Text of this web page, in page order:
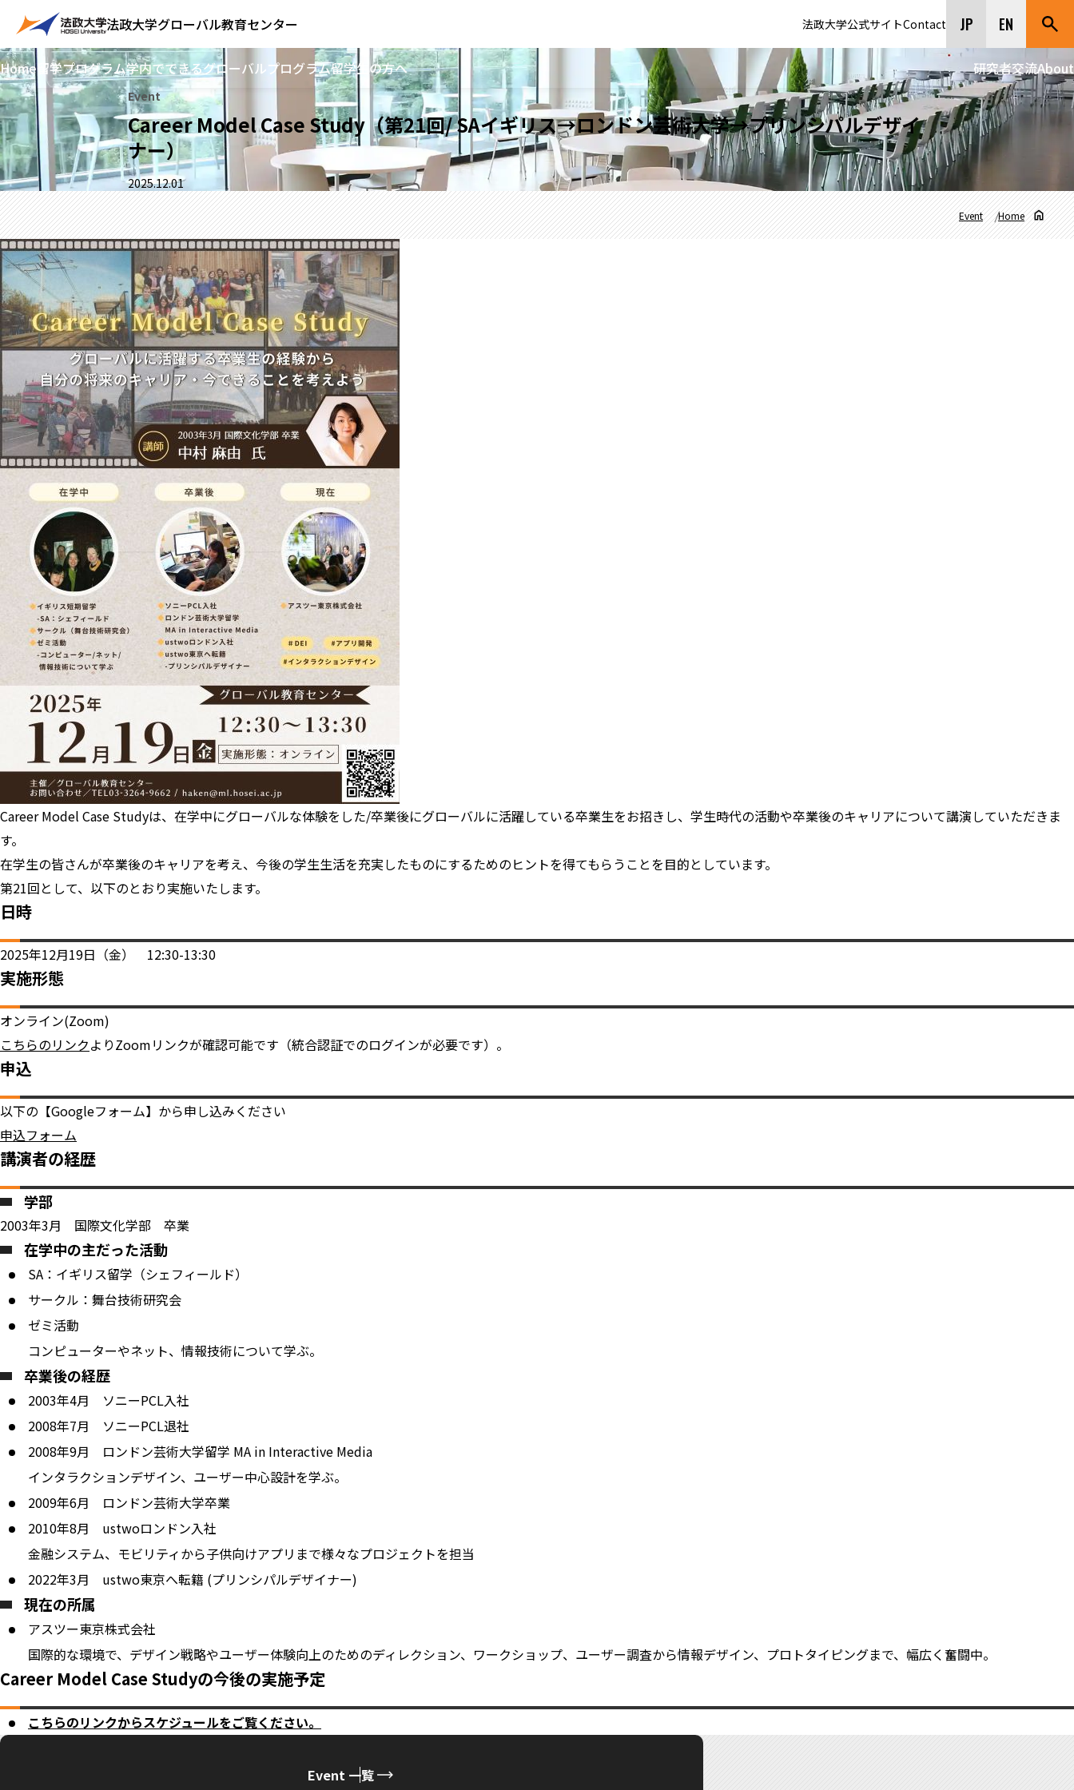
法政大学グローバル教育センター 法政大学公式サイトContact JP EN
Home留学プログラム学内でできるグローバルプログラム留学生の方へ 研究者交流About
Event
Career Model Case Study（第21回/ SAイギリス→ロンドン芸術大学→プリンシパルデザイ
ナー）
2025.12.01
Home
Event
Career Model Case Studyは、在学中にグローバルな体験をした/卒業後にグローバルに活躍している卒業生をお招きし、学生時代の活動や卒業後のキャリアについて講演していただきま
す。
在学生の皆さんが卒業後のキャリアを考え、今後の学生生活を充実したものにするためのヒントを得てもらうことを目的としています。
第21回として、以下のとおり実施いたします。
日時
2025年12月19日（金） 12:30-13:30
実施形態
オンライン(Zoom)
こちらのリンクよりZoomリンクが確認可能です（統合認証でのログインが必要です）。
申込
以下の【Googleフォーム】から申し込みください​​​​​​
申込フォーム
講演者の経歴
学部
2003年3月 国際文化学部 卒業
在学中の主だった活動
SA：イギリス留学（シェフィールド）
サークル：舞台技術研究会
ゼミ活動
コンピューターやネット、情報技術について学ぶ。
卒業後の経歴
2003年4月 ソニーPCL入社
2008年7月 ソニーPCL退社
2008年9月 ロンドン芸術大学留学 MA in Interactive Media
インタラクションデザイン、ユーザー中心設計を学ぶ。
2009年6月 ロンドン芸術大学卒業
2010年8月 ustwoロンドン入社
金融システム、モビリティから子供向けアプリまで様々なプロジェクトを担当
2022年3月 ustwo東京へ転籍 (プリンシパルデザイナー)
現在の所属
アスツー東京株式会社
国際的な環境で、デザイン戦略やユーザー体験向上のためのディレクション、ワークショップ、ユーザー調査から情報デザイン、プロトタイピングまで、幅広く奮闘中。
Career Model Case Studyの今後の実施予定
こちらのリンクからスケジュールをご覧ください。
Event 一覧